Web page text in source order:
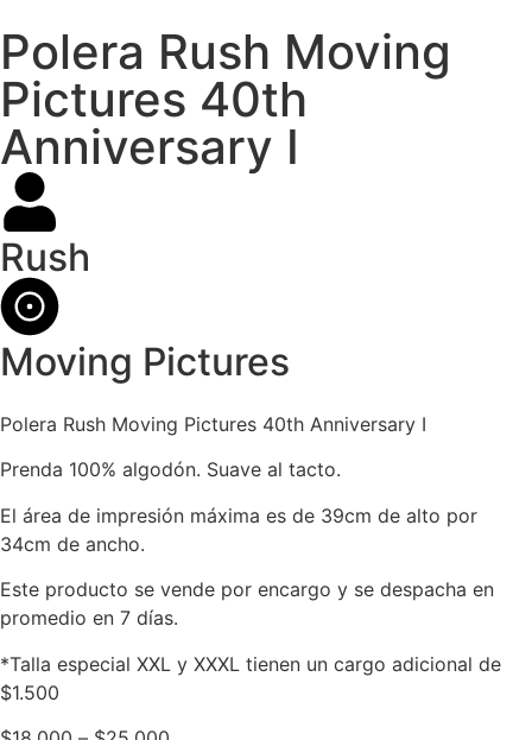
Polera Rush Moving
Pictures 40th
Anniversary I
Rush
Moving Pictures
Polera Rush Moving Pictures 40th Anniversary I
Prenda 100% algodón. Suave al tacto.
El área de impresión máxima es de 39cm de alto por
34cm de ancho.
Este producto se vende por encargo y se despacha en
promedio en 7 días.
*Talla especial XXL y XXXL tienen un cargo adicional de
$1.500